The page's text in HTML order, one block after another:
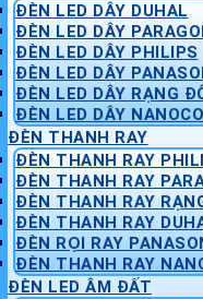
ĐÈN LED DÂY DUHAL
ĐÈN LED DÂY
ĐÈN LED DÂY PHILIPS
ĐÈN LED DÂY
ĐÈN LED DÂY RẠNG
ĐÈN LED DÂY NANOCO
ĐÈN THANH RAY
ĐÈN THANH RAY
ĐÈN THANH RAY
ĐÈN THANH RAY
ĐÈN THANH RAY
ĐÈN RỌI RAY
ĐÈN THANH RAY
ĐÈN LED ÂM ĐẤT